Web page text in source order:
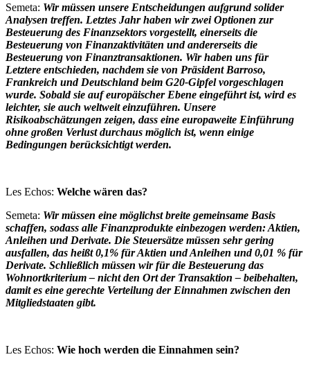
Semeta: Wir müssen unsere Entscheidungen aufgrund solider
Analysen treffen. Letztes Jahr haben wir zwei Optionen zur
Besteuerung des Finanzsektors vorgestellt, einerseits die
Besteuerung von Finanzaktivitäten und andererseits die
Besteuerung von Finanztransaktionen. Wir haben uns für
Letztere entschieden, nachdem sie von Präsident Barroso,
Frankreich und Deutschland beim G20-Gipfel vorgeschlagen
wurde. Sobald sie auf europäischer Ebene eingeführt ist, wird es
leichter, sie auch weltweit einzuführen. Unsere
Risikoabschätzungen zeigen, dass eine europaweite Einführung
ohne großen Verlust durchaus möglich ist, wenn einige
Bedingungen berücksichtigt werden.
Les Echos: Welche wären das?
Semeta: Wir müssen eine möglichst breite gemeinsame Basis
schaffen, sodass alle Finanzprodukte einbezogen werden: Aktien,
Anleihen und Derivate. Die Steuersätze müssen sehr gering
ausfallen, das heißt 0,1% für Aktien und Anleihen und 0,01 % für
Derivate. Schließlich müssen wir für die Besteuerung das
Wohnortkriterium – nicht den Ort der Transaktion – beibehalten,
damit es eine gerechte Verteilung der Einnahmen zwischen den
Mitgliedstaaten gibt.
Les Echos: Wie hoch werden die Einnahmen sein?